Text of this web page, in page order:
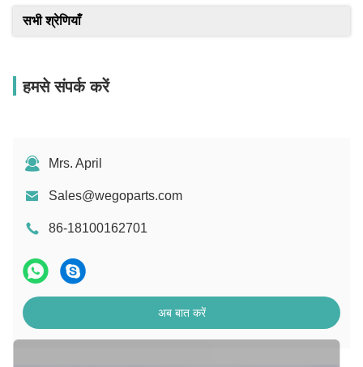
सभी श्रेणियाँ
हमसे संपर्क करें
Mrs. April
Sales@wegoparts.com
86-18100162701
अब बात करें